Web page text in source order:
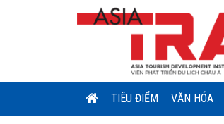
TIÊU ĐIỂM VĂN HÓA